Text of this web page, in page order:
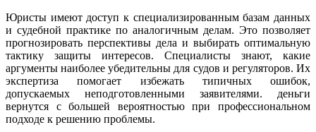
Юристы имеют доступ к специализированным базам данных
и судебной практике по аналогичным делам. Это позволяет
прогнозировать перспективы дела и выбирать оптимальную
тактику защиты интересов. Специалисты знают, какие
аргументы наиболее убедительны для судов и регуляторов. Их
экспертиза помогает избежать типичных ошибок,
допускаемых неподготовленными заявителями. деньги
вернутся с большей вероятностью при профессиональном
подходе к решению проблемы.